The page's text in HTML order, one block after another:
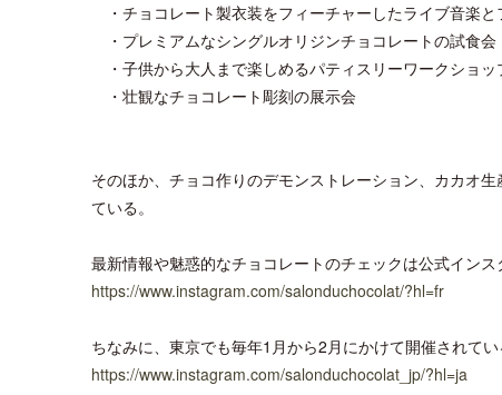
・チョコレート製衣装をフィーチャーしたライブ音楽と
・プレミアムなシングルオリジンチョコレートの試食会
・子供から大人まで楽しめるパティスリーワークショッ
・壮観なチョコレート彫刻の展示会
そのほか、チョコ作りのデモンストレーション、カカオ
ている。
最新情報や魅惑的なチョコレートのチェックは公式インス
https://www.instagram.com/salonduchocolat/?hl=fr
ちなみに、東京でも毎年1月から2月にかけて開催されてい
https://www.instagram.com/salonduchocolat_jp/?hl=ja